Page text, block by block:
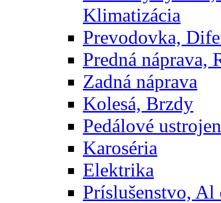
Klimatizácia
Prevodovka,
Predná náprava,
Zadná náprava
Kolesá, Brzdy
Pedálové
Karoséria
Elektrika
Príslušenstvo, Al